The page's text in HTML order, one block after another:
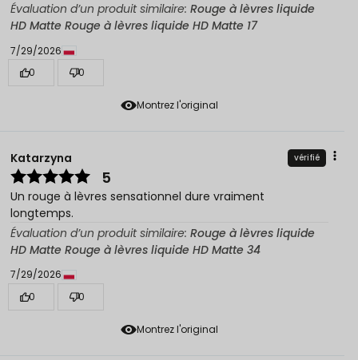
Montrez l'original
Évaluation d’un produit similaire: Rouge à lèvres liquide
HD Matte Rouge à lèvres liquide HD Matte 17
7/29/2026
0
0
Montrez l'original
Katarzyna vérifié
5
Un rouge à lèvres sensationnel dure vraiment
longtemps.
Évaluation d’un produit similaire: Rouge à lèvres liquide
HD Matte Rouge à lèvres liquide HD Matte 34
7/29/2026
0
0